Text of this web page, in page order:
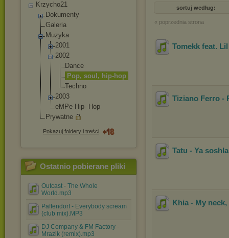
Krzycho21
Dokumenty
Galeria
Muzyka
2001
2002
Dance
Pop, soul, hip-hop
Techno
2003
eMPe Hip- Hop
Prywatne
Pokazuj foldery i treści
Ostatnio pobierane pliki
Outcast - The Whole
World.mp3
Paffendorf - Everybody scream
(club mix).MP3
DJ Company & FM Factory -
Mrazik (remix).mp3
sortuj według:
« poprzednia strona
Tomekk feat.
Tiziano Ferro -
Tatu - Ya
Khia - My